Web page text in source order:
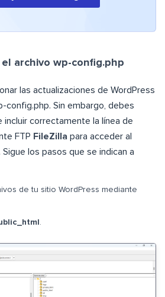
archivo wp-config.php
las actualizaciones de WordPress
config.php. Sin embargo, debes
incluir correctamente la línea de
FTP FileZilla para acceder al
los pasos que se indican a
de tu sitio WordPress mediante
.